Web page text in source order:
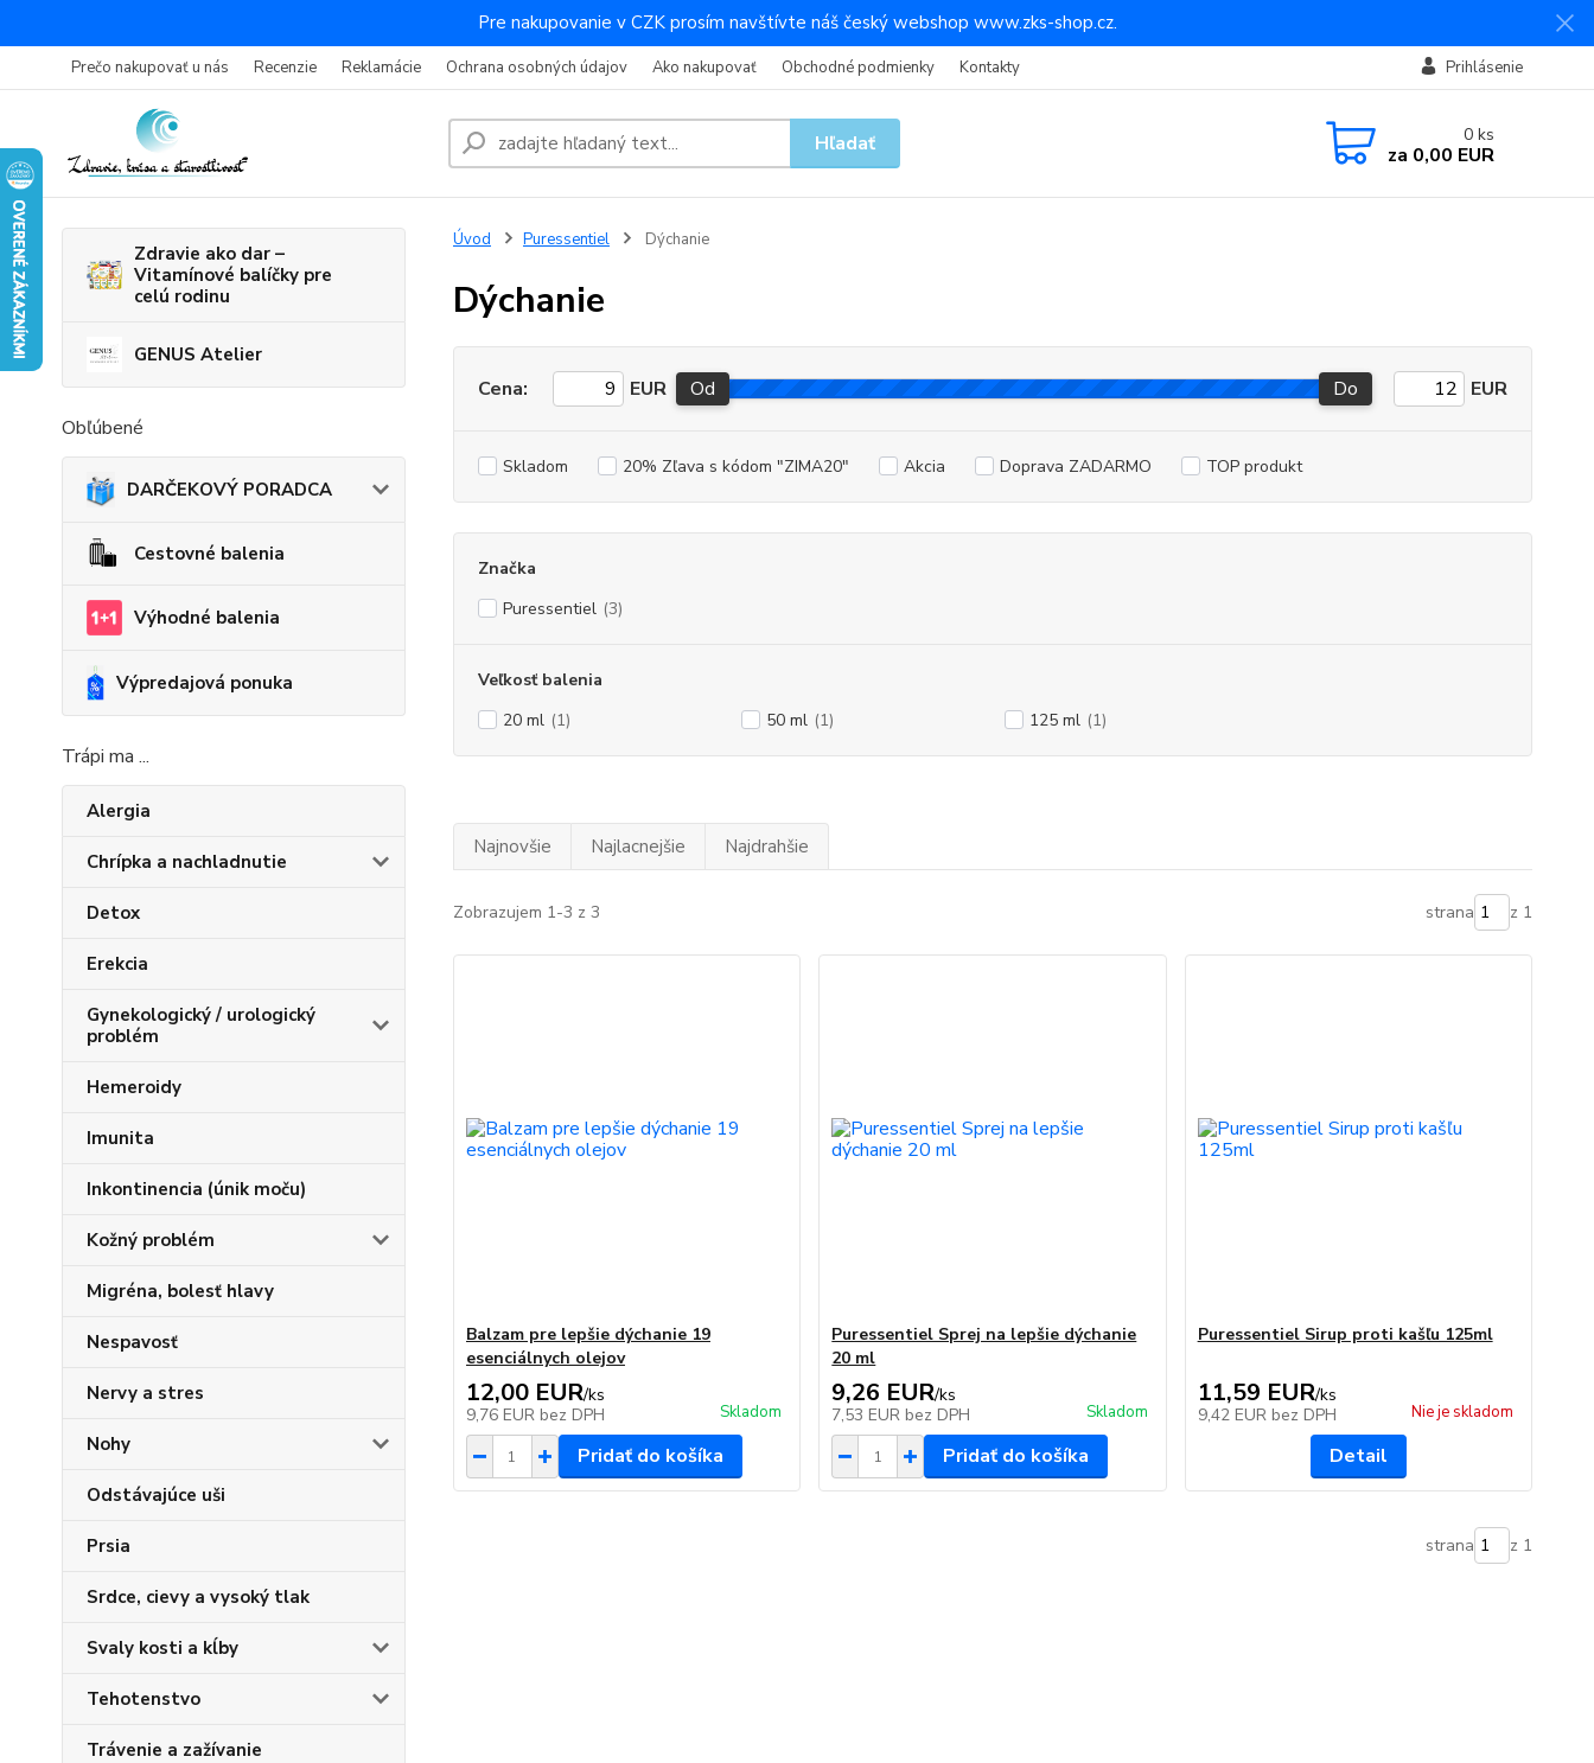
Pre nakupovanie v CZK prosím navštívte náš český webshop www.zks-shop.cz.
Prečo nakupovať u nás Recenzie Reklamácie Ochrana osobných údajov Ako nakupovať Obchodné podmienky Kontakty Prihlásenie
Hľadať 0 ks
za 0,00 EUR
Zdravie ako dar –
Vitamínové balíčky pre
celú rodinu
GENUS Atelier
Obľúbené
DARČEKOVÝ PORADCA
Cestovné balenia
Výhodné balenia
Výpredajová ponuka
Trápi ma ...
Alergia
Chrípka a nachladnutie
Detox
Erekcia
Gynekologický / urologický
problém
Hemeroidy
Imunita
Inkontinencia (únik moču)
Kožný problém
Migréna, bolesť hlavy
Nespavosť
Nervy a stres
Nohy
Odstávajúce uši
Prsia
Srdce, cievy a vysoký tlak
Svaly kosti a kĺby
Tehotenstvo
Trávenie a zažívanie
Úvod Puressentiel Dýchanie
Dýchanie
Cena: EUR Od Do EUR
Skladom 20% Zľava s kódom "ZIMA20" Akcia Doprava ZADARMO TOP produkt
Značka
Puressentiel (3)
Veľkosť balenia
20 ml (1) 50 ml (1) 125 ml (1)
Najnovšie Najlacnejšie Najdrahšie
Zobrazujem 1-3 z 3 strana z 1
Balzam pre lepšie dýchanie 19
esenciálnych olejov
12,00 EUR/ks
9,76 EUR bez DPH Skladom
Pridať do košíka
Puressentiel Sprej na lepšie dýchanie
20 ml
9,26 EUR/ks
7,53 EUR bez DPH Skladom
Pridať do košíka
Puressentiel Sirup proti kašľu 125ml
11,59 EUR/ks
9,42 EUR bez DPH Nie je skladom
Detail
strana z 1